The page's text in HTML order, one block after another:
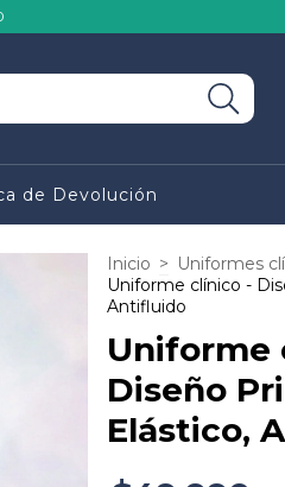
de Devolución
Inicio > Uniformes
Uniforme clínico -
Antifluido
Uniforme
Diseño
Elástico,